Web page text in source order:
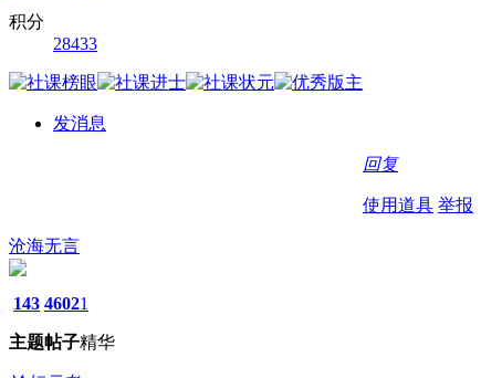
积分
28433
发消息
回复
使用道具 举报
沧海无言
143
主题
4602
帖子
1
精华